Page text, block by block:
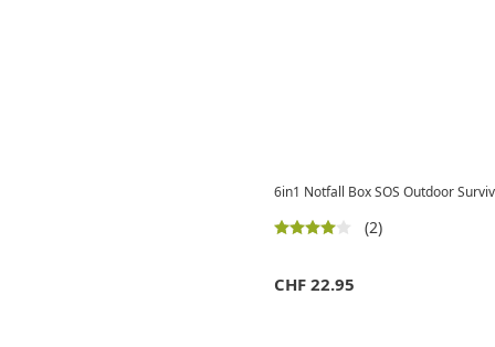
6in1 Notfall Box SOS Outdoor
(2)
CHF 22.95